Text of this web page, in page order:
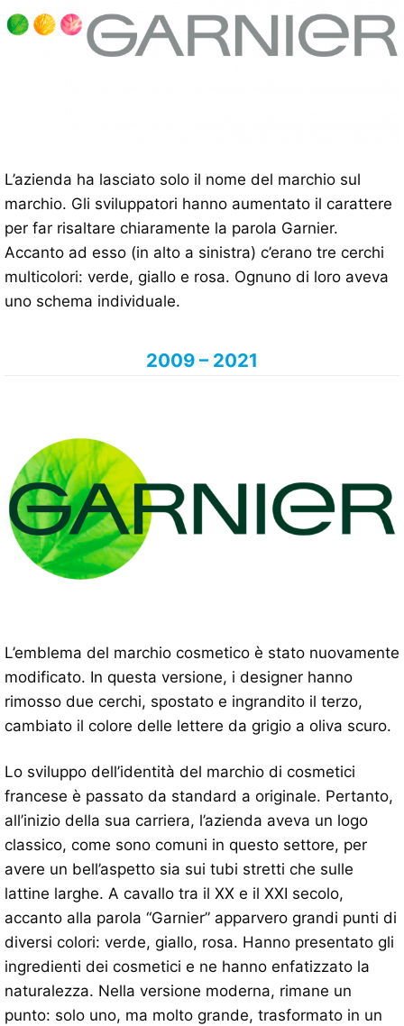
L’azienda ha lasciato solo il nome del marchio sul
marchio. Gli sviluppatori hanno aumentato il carattere
per far risaltare chiaramente la parola Garnier.
Accanto ad esso (in alto a sinistra) c’erano tre cerchi
multicolori: verde, giallo e rosa. Ognuno di loro aveva
uno schema individuale.
2009 – 2021
L’emblema del marchio cosmetico è stato nuovamente
modificato. In questa versione, i designer hanno
rimosso due cerchi, spostato e ingrandito il terzo,
cambiato il colore delle lettere da grigio a oliva scuro.
Lo sviluppo dell’identità del marchio di cosmetici
francese è passato da standard a originale. Pertanto,
all’inizio della sua carriera, l’azienda aveva un logo
classico, come sono comuni in questo settore, per
avere un bell’aspetto sia sui tubi stretti che sulle
lattine larghe. A cavallo tra il XX e il XXI secolo,
accanto alla parola “Garnier” apparvero grandi punti di
diversi colori: verde, giallo, rosa. Hanno presentato gli
ingredienti dei cosmetici e ne hanno enfatizzato la
naturalezza. Nella versione moderna, rimane un
punto: solo uno, ma molto grande, trasformato in un